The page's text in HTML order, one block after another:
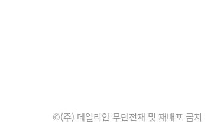
©(주) 데일리안 무단전재 및 재배포 금지